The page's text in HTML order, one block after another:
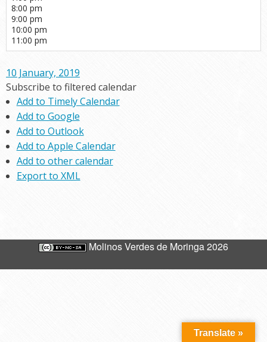
8:00 pm
9:00 pm
10:00 pm
11:00 pm
10 January, 2019
Subscribe to filtered calendar
Add to Timely Calendar
Add to Google
Add to Outlook
Add to Apple Calendar
Add to other calendar
Export to XML
Molinos Verdes de Moringa 2026
Translate »